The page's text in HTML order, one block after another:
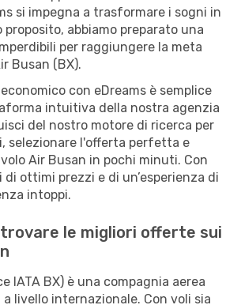
si impegna a trasformare i sogni in
abbiamo preparato una
per raggiungere la meta
Busan (BX).
con eDreams è semplice
intuitiva della nostra agenzia
del nostro motore di ricerca per
selezionare l'offerta perfetta e
Air Busan in pochi minuti. Con
di ottimi prezzi e di un’esperienza di
intoppi.
le migliori offerte sui
IATA BX) è una compagnia aerea
livello internazionale. Con voli sia